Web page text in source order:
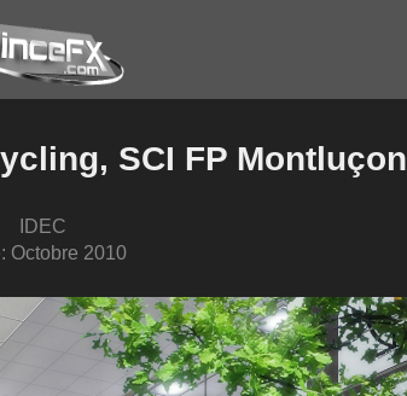
SCI FP Montluçon
IDEC
Octobre 2010